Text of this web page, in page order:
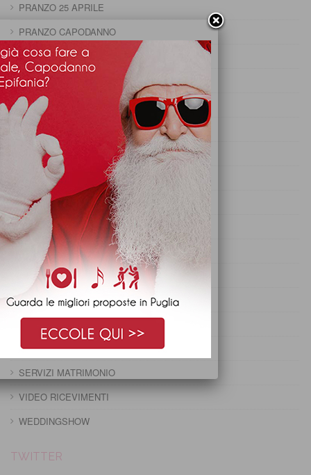
PRANZO 25 APRILE
PRANZO CAPODANNO
PRANZO DELLA DOMENICA
PRANZO DELLA PENTOLACCIA
PRANZO DI CARNEVALE
PRANZO DI FERRAGOSTO
PRANZO DI OGNISSANTI
PRANZO DI PASQUA
PRANZO DI PASQUETTA
PRANZO EPIFANIA
PRANZO IMMACOLATA
PRANZO NATALE
PRANZO PRIMO MAGGIO
PRANZO SANTO STEFANO
RUBRICA
SERVIZI MATRIMONIO
VIDEO RICEVIMENTI
WEDDINGSHOW
TWITTER